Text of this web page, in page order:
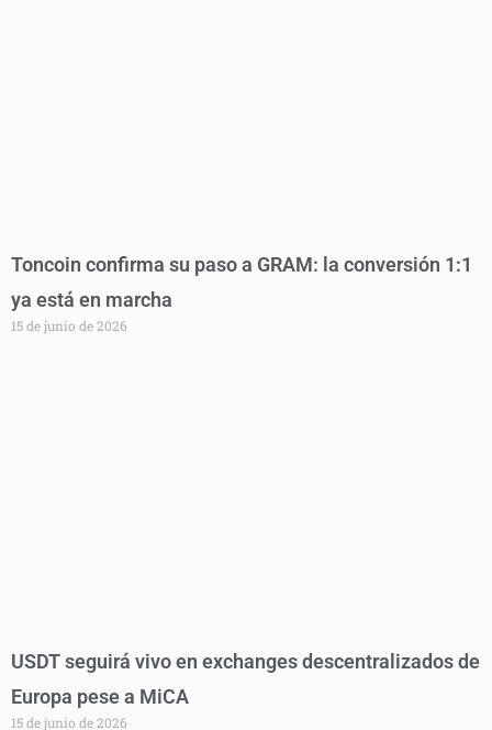
Toncoin confirma su paso a GRAM: la conversión 1:1
ya está en marcha
15 de junio de 2026
USDT seguirá vivo en exchanges descentralizados de
Europa pese a MiCA
15 de junio de 2026